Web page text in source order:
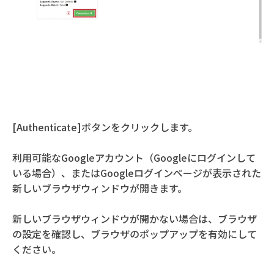
[Authenticate]ボタンをクリックします。
利用可能なGoogleアカウント（Googleにログインして
いる場合）、またはGoogleログインページが表示された
新しいブラウザウィンドウが開きます。
新しいブラウザウィンドウが開かない場合は、ブラウザ
の設定を確認し、ブラウザのポップアップを有効にして
ください。